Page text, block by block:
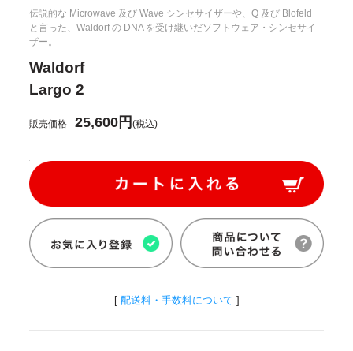
伝説的な Microwave 及び Wave シンセサイザーや、Q 及び Blofeld
と言った、Waldorf の DNA を受け継いだソフトウェア・シンセサイ
ザー。
Waldorf
Largo 2
販売価格 25,600円(税込)
[ 配送料・手数料について ]